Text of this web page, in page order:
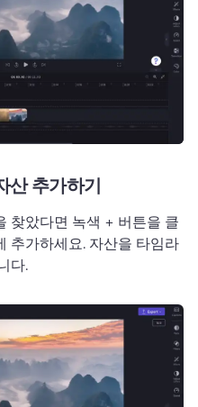
산 추가하기
찾았다면 녹색 + 버튼을 클
추가하세요. 자산을 타임라
다.